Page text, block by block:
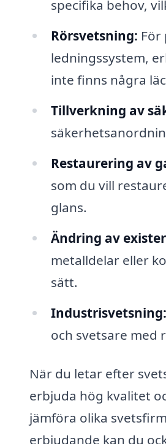
specifika behov,
Rörsvetsning: För
ledningssystem,
inte finns några
Tillverkning av
Restaurering av
som du vill
glans.
Ändring av
metalldelar eller
sätt.
Industrisvetsning:
och svetsare med
När du letar efter
erbjuda hög kvalitet
jämföra olika
erbjudande kan du